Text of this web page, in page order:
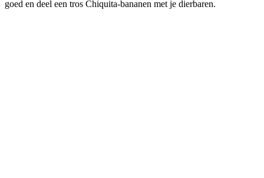
goed en deel een tros Chiquita-bananen met je dierbaren.